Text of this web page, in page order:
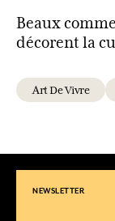
Beaux
décorent la
Art De Vivre
NEWSLETTER